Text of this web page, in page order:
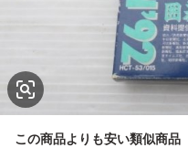
この商品よりも安い類似商品